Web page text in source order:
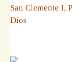
San Clemente I,
Dios